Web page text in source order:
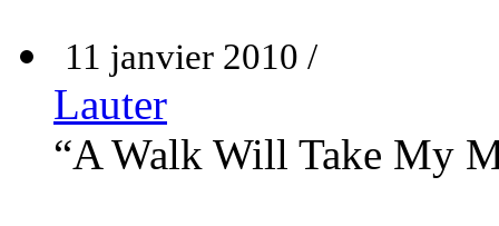
11 janvier 2010 /
Lauter
“A Walk Will Take My